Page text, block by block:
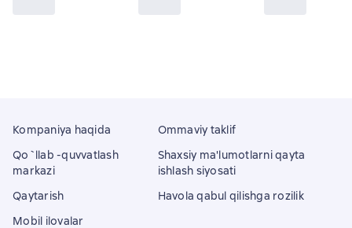
Kompaniya haqida
Qo`llab -quvvatlash
markazi
Qaytarish
Mobil ilovalar
Ommaviy taklif
Shaxsiy ma'lumotlarni qayta
ishlash siyosati
Havola qabul qilishga rozilik